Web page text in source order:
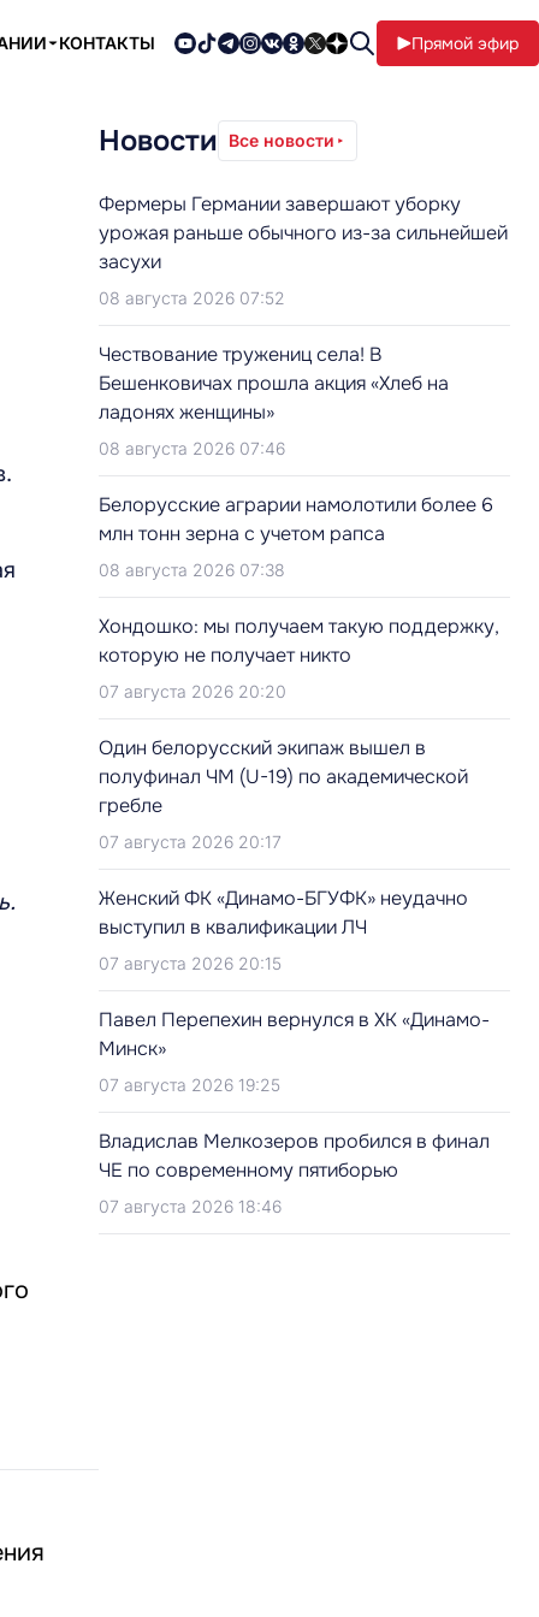
КОНТАКТЫ Прямой эфир
Новости Все новости
Фермеры Германии завершают уборку
урожая раньше обычного из-за сильнейшей
засухи
08 августа 2026 07:52
Чествование тружениц села! В
Бешенковичах прошла акция «Хлеб на
ладонях женщины»
08 августа 2026 07:46
Белорусские аграрии намолотили более 6
млн тонн зерна с учетом рапса
08 августа 2026 07:38
Хондошко: мы получаем такую поддержку,
которую не получает никто
07 августа 2026 20:20
Один белорусский экипаж вышел в
полуфинал ЧМ (U-19) по академической
гребле
07 августа 2026 20:17
Женский ФК «Динамо-БГУФК» неудачно
выступил в квалификации ЛЧ
07 августа 2026 20:15
Павел Перепехин вернулся в ХК «Динамо-
Минск»
07 августа 2026 19:25
Владислав Мелкозеров пробился в финал
ЧЕ по современному пятиборью
07 августа 2026 18:46